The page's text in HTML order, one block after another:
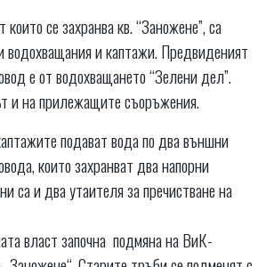
се захранва кв. “Заножене”, са
водохващания и каптажи. Предвиденият
е от водохващането “Зелени дел”.
и на прилежащите съоръжения.
подават вода по два външни
които захранват два напорни
са и два утаителя за пречистване на
власт започна подмяна на ВиК-